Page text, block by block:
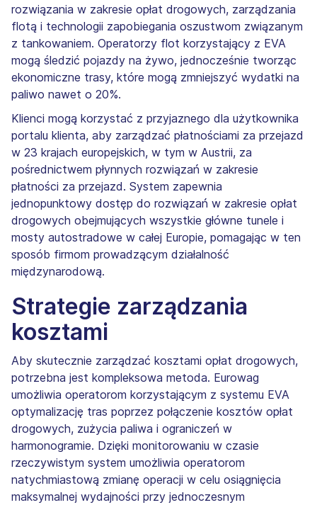
rozwiązania w zakresie opłat drogowych, zarządzania
flotą i technologii zapobiegania oszustwom związanym
z tankowaniem. Operatorzy flot korzystający z EVA
mogą śledzić pojazdy na żywo, jednocześnie tworząc
ekonomiczne trasy, które mogą zmniejszyć wydatki na
paliwo nawet o 20%.
Klienci mogą korzystać z przyjaznego dla użytkownika
portalu klienta, aby zarządzać płatnościami za przejazd
w 23 krajach europejskich, w tym w Austrii, za
pośrednictwem płynnych rozwiązań w zakresie
płatności za przejazd. System zapewnia
jednopunktowy dostęp do rozwiązań w zakresie opłat
drogowych obejmujących wszystkie główne tunele i
mosty autostradowe w całej Europie, pomagając w ten
sposób firmom prowadzącym działalność
międzynarodową.
Strategie zarządzania
kosztami
Aby skutecznie zarządzać kosztami opłat drogowych,
potrzebna jest kompleksowa metoda. Eurowag
umożliwia operatorom korzystającym z systemu EVA
optymalizację tras poprzez połączenie kosztów opłat
drogowych, zużycia paliwa i ograniczeń w
harmonogramie. Dzięki monitorowaniu w czasie
rzeczywistym system umożliwia operatorom
natychmiastową zmianę operacji w celu osiągnięcia
maksymalnej wydajności przy jednoczesnym